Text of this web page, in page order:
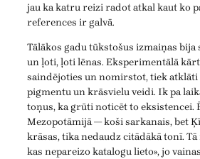
jau ka katru reizi radot atkal kaut ko
references ir galvā.
Tālākos gadu tūkstošus izmaiņas bija
un ļoti, ļoti lēnas. Eksperimentālā
saindējoties un nomirstot, tiek
pigmentu un krāsvielu veidi. Ik pa
toņus, ka grūti noticēt to eksistencei.
Mezopotāmijā — koši sarkanais, bet
krāsas, tika nedaudz citādākā tonī.
kas nepareizo katalogu lieto», jo